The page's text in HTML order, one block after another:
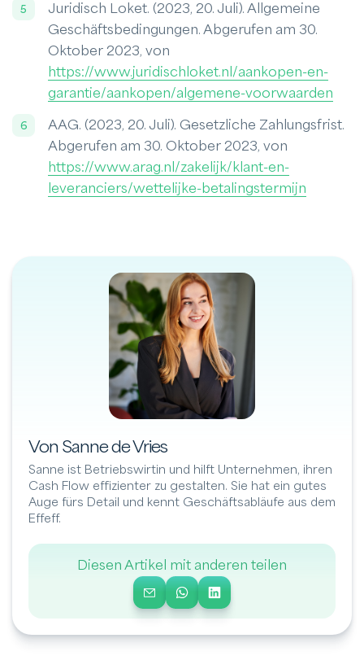
Juridisch Loket. (2023, 20. Juli). Allgemeine
Geschäftsbedingungen. Abgerufen am 30.
Oktober 2023, von
https://www.juridischloket.nl/aankopen-en-
garantie/aankopen/algemene-voorwaarden
AAG. (2023, 20. Juli). Gesetzliche Zahlungsfrist.
Abgerufen am 30. Oktober 2023, von
https://www.arag.nl/zakelijk/klant-en-
leveranciers/wettelijke-betalingstermijn
Von Sanne de Vries
Sanne ist Betriebswirtin und hilft Unternehmen, ihren
Cash Flow effizienter zu gestalten. Sie hat ein gutes
Auge fürs Detail und kennt Geschäftsabläufe aus dem
Effeff.
Diesen Artikel mit anderen teilen